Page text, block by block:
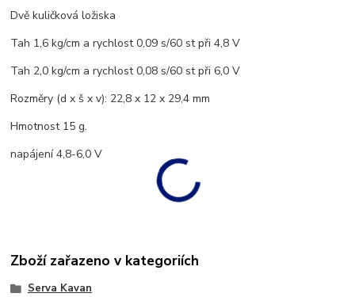
Dvě kuličková ložiska
Tah 1,6 kg/cm a rychlost 0,09 s/60 st při 4,8 V
Tah 2,0 kg/cm a rychlost 0,08 s/60 st při 6,0 V
Rozměry (d x š x v): 22,8 x 12 x 29,4 mm
Hmotnost 15 g.
napájení 4,8-6,0 V
Zboží zařazeno v kategoriích
Serva Kavan